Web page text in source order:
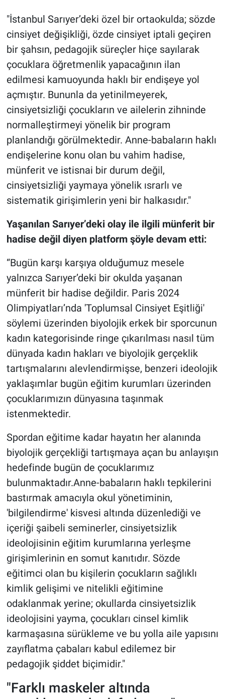
"İstanbul Sarıyer’deki özel bir ortaokulda; sözde
cinsiyet değişikliği, özde cinsiyet iptali geçiren
bir şahsın, pedagojik süreçler hiçe sayılarak
çocuklara öğretmenlik yapacağının ilan
edilmesi kamuoyunda haklı bir endişeye yol
açmıştır. Bununla da yetinilmeyerek,
cinsiyetsizliği çocukların ve ailelerin zihninde
normalleştirmeyi yönelik bir program
planlandığı görülmektedir. Anne-babaların haklı
endişelerine konu olan bu vahim hadise,
münferit ve istisnai bir durum değil,
cinsiyetsizliği yaymaya yönelik ısrarlı ve
sistematik girişimlerin yeni bir halkasıdır."
Yaşanılan Sarıyer’deki olay ile ilgili münferit bir
hadise değil diyen platform şöyle devam etti:
“Bugün karşı karşıya olduğumuz mesele
yalnızca Sarıyer’deki bir okulda yaşanan
münferit bir hadise değildir. Paris 2024
Olimpiyatları’nda 'Toplumsal Cinsiyet Eşitliği'
söylemi üzerinden biyolojik erkek bir sporcunun
kadın kategorisinde ringe çıkarılması nasıl tüm
dünyada kadın hakları ve biyolojik gerçeklik
tartışmalarını alevlendirmişse, benzeri ideolojik
yaklaşımlar bugün eğitim kurumları üzerinden
çocuklarımızın dünyasına taşınmak
istenmektedir.
Spordan eğitime kadar hayatın her alanında
biyolojik gerçekliği tartışmaya açan bu anlayışın
hedefinde bugün de çocuklarımız
bulunmaktadır.Anne-babaların haklı tepkilerini
bastırmak amacıyla okul yönetiminin,
'bilgilendirme' kisvesi altında düzenlediği ve
içeriği şaibeli seminerler, cinsiyetsizlik
ideolojisinin eğitim kurumlarına yerleşme
girişimlerinin en somut kanıtıdır. Sözde
eğitimci olan bu kişilerin çocukların sağlıklı
kimlik gelişimi ve nitelikli eğitimine
odaklanmak yerine; okullarda cinsiyetsizlik
ideolojisini yayma, çocukları cinsel kimlik
karmaşasına sürükleme ve bu yolla aile yapısını
zayıflatma çabaları kabul edilemez bir
pedagojik şiddet biçimidir."
"Farklı maskeler altında